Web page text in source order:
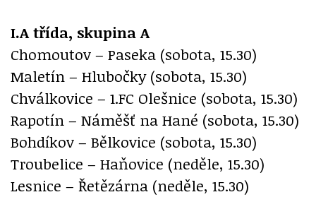
I.A třída, skupina A
Chomoutov – Paseka (sobota, 15.30)
Maletín – Hlubočky (sobota, 15.30)
Chválkovice – 1.FC Olešnice (sobota, 15.30)
Rapotín – Náměšť na Hané (sobota, 15.30)
Bohdíkov – Bělkovice (sobota, 15.30)
Troubelice – Haňovice (neděle, 15.30)
Lesnice – Řetězárna (neděle, 15.30)